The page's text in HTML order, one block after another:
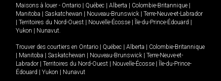
Maisons à louer - Ontario Québec Alberta Colombie-Britannique
Manitoba
Saskatchewan Nouveau-Brunswick
Terre-Neuve-et-Labrador
Territoires du Nord-Ouest Nouvelle-Écosse Île-du-Prince-Édouard
Yukon
Nunavut.
Trouver des courtiers en Ontario Québec Alberta
Colombie-Britannique
Manitoba Saskatchewan Nouveau-Brunswick
Terre-Neuve-et-
Labrador
Territoires du Nord-Ouest Nouvelle-Écosse
Île-du-Prince-
Édouard
Yukon Nunavut